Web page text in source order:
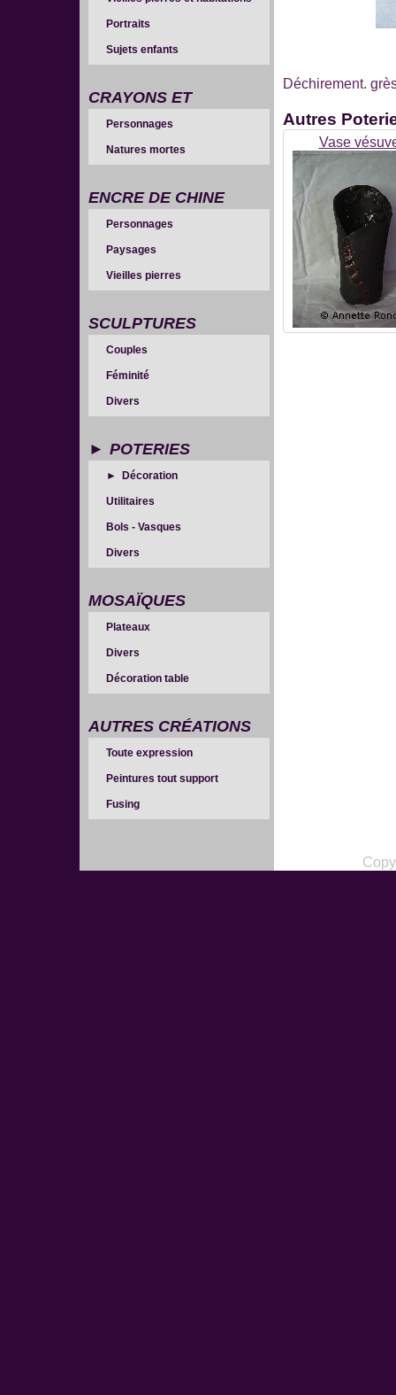
Portraits
Sujets enfants
CRAYONS ET
SANGUINES
Personnages
Natures mortes
ENCRE DE CHINE
Personnages
Paysages
Vieilles pierres
SCULPTURES
Couples
Féminité
Divers
POTERIES
Décoration
Utilitaires
Bols - Vasques
Divers
MOSAÏQUES
Plateaux
Divers
Décoration table
AUTRES CRÉATIONS
Toute expression
Peintures tout support
Fusing
Déchirement.
Autres
Vase